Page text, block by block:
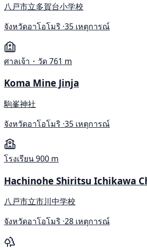
八戸市立多賀台小学校
จังหวัดอาโอโมริ ·35 เหตุการณ์
ศาลเจ้า・วัด761 m
Koma Mine Jinja
駒峯神社
จังหวัดอาโอโมริ ·35 เหตุการณ์
โรงเรียน900 m
Hachinohe Shiritsu Ichikawa
八戸市立市川中学校
จังหวัดอาโอโมริ ·28 เหตุการณ์